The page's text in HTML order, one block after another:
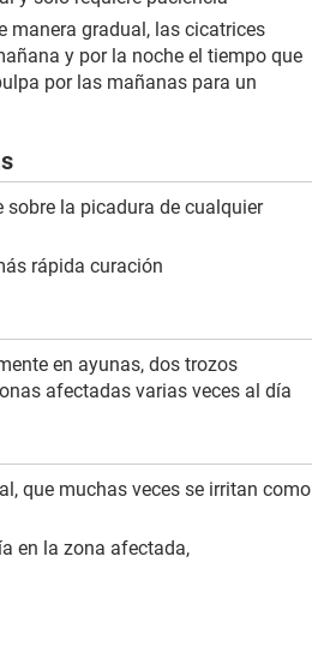
manera gradual, las cicatrices
y por la noche el tiempo que
por las mañanas para un
la picadura de cualquier
rápida curación
en ayunas, dos trozos
afectadas varias veces al día
que muchas veces se irritan como
en la zona afectada,